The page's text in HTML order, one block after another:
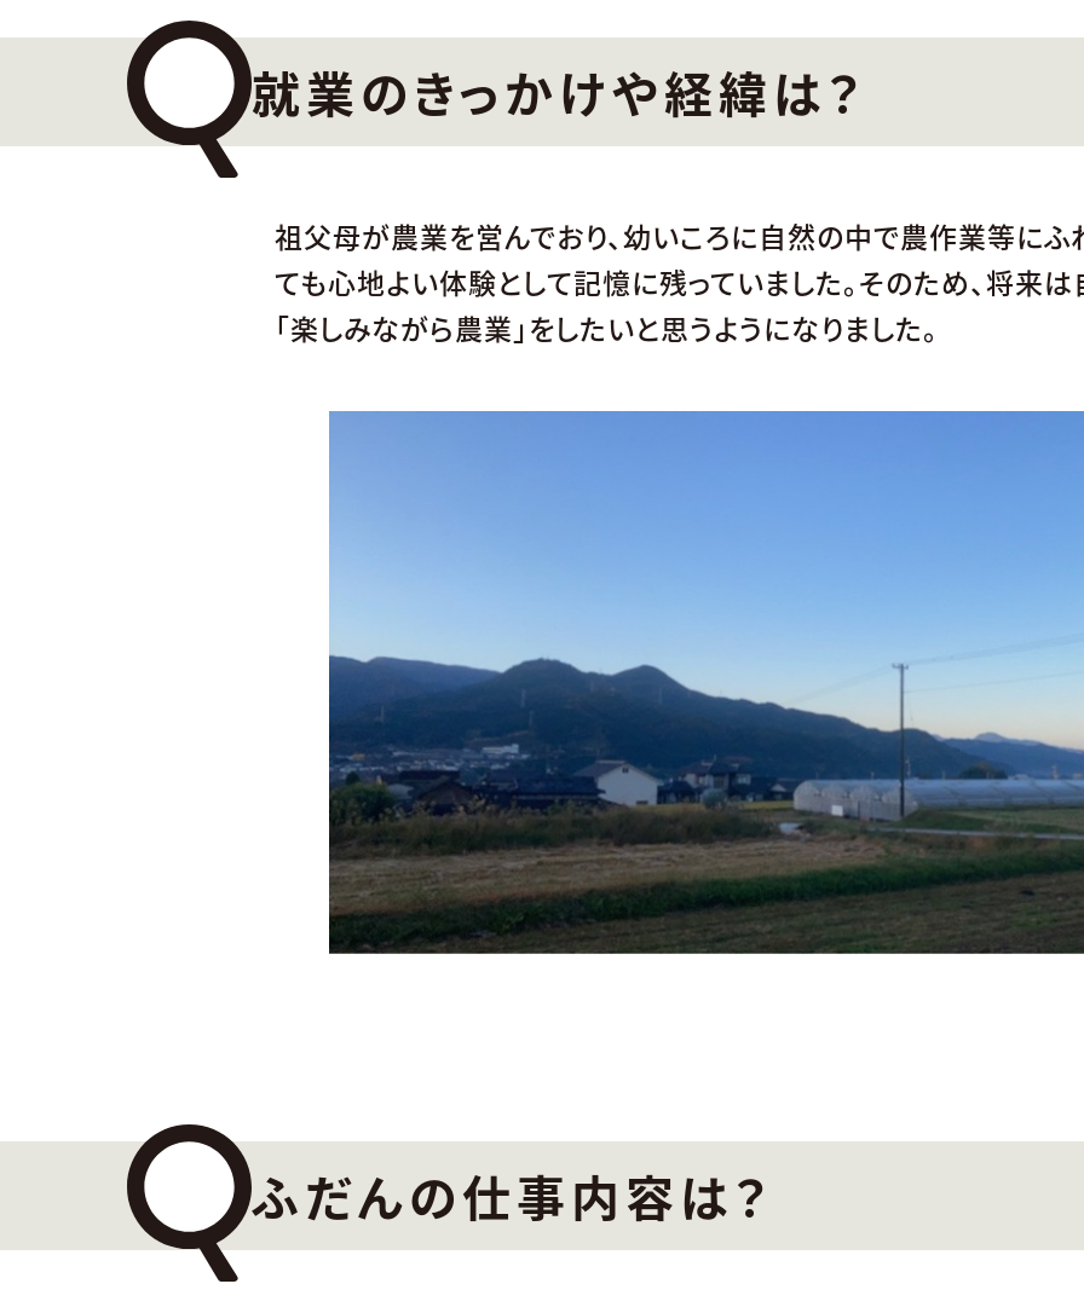
就業のきっかけや経緯は？
祖父母が農業を営んでおり、幼いころに自然の中で農作業等にふ
ても心地よい体験として記憶に残っていました。そのため、将来
「楽しみながら農業」をしたいと思うようになりました。
ふだんの仕事内容は？